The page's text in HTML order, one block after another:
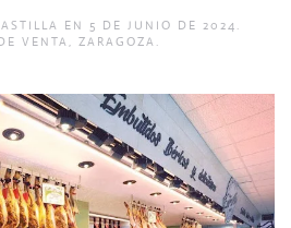
EN 5 DE JUNIO DE 2024
VENTA ZARAGOZA